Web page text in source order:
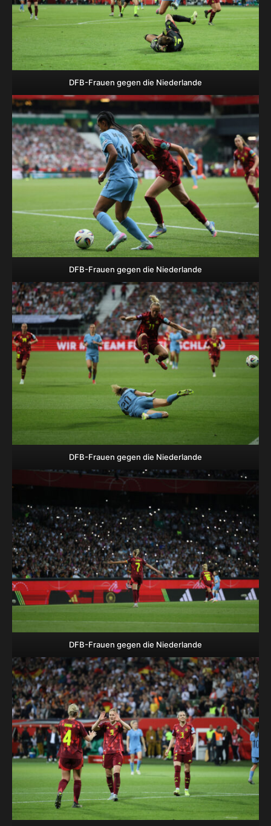
DFB-Frauen gegen die Niederlande
DFB-Frauen gegen die Niederlande
DFB-Frauen gegen die Niederlande
DFB-Frauen gegen die Niederlande